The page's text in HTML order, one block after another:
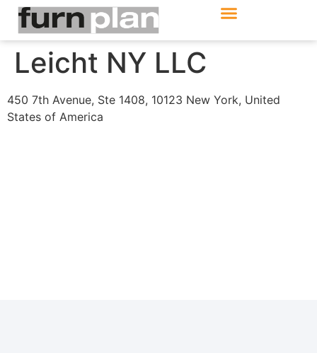
Leicht NY LLC
450 7th Avenue, Ste 1408, 10123 New York, United
States of America